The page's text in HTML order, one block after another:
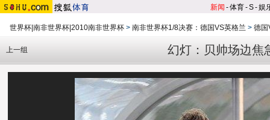
新闻 -体育-S-娱
世界杯|南非世界杯|2010南非世界杯 > 南非世界杯1/8决赛：德国VS英格兰 > 德国
幻灯：贝帅场边焦
上一组